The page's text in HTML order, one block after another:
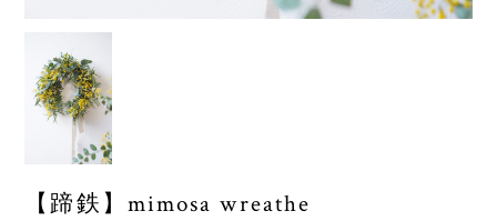
【蹄鉄】mimosa wreathe